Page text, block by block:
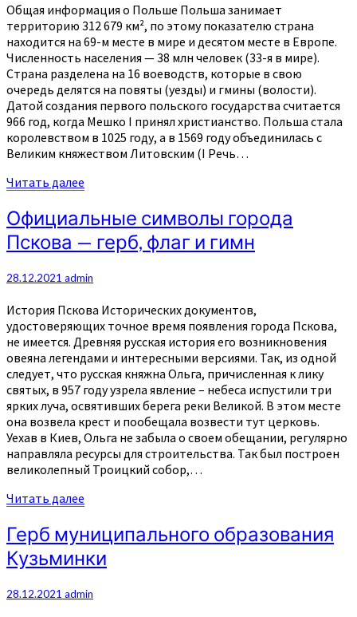
Общая информация о Польше Польша занимает
территорию 312 679 км², по этому показателю страна
находится на 69-м месте в мире и десятом месте в Европе.
Численность населения — 38 млн человек (33-я в мире).
Страна разделена на 16 воеводств, которые в свою
очередь делятся на повяты (уезды) и гмины (волости).
Датой создания первого польского государства считается
966 год, когда Мешко I принял христианство. Польша стала
королевством в 1025 году, а в 1569 году объединилась с
Великим княжеством Литовским (I Речь…
Читать далее
Официальные
символы
города
—
флаг
и
гимн
Официальные символы города
Пскова — герб, флаг и гимн
28.12.2021 admin
История Пскова Исторических документов,
удостоверяющих точное время появления города Пскова,
не имеется. Древняя русская история его возникновения
овеяна легендами и интересными версиями. Так, из одной
следует, что русская княжна Ольга, причисленная к лику
святых, в 957 году узрела явление – небеса испустили три
ярких луча, освятивших берега реки Великой. В этом месте
она возвела крест и пообещала возвести тут церковь.
Уехав в Киев, Ольга не забыла о своем обещании, регулярно
направляла ресурсы для строительства. Так был построен
великолепный Троицкий собор,…
Читать далее
Герб
муниципального
образования
Герб муниципального образования
Кузьминки
28.12.2021 admin